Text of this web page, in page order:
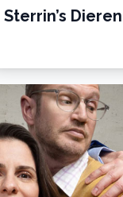
Sterrin’s